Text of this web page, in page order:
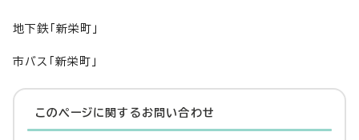
地下鉄「新栄町」
市バス「新栄町」
このページに関する お問い合わせ